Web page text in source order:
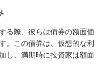
る際、彼らは債券の額面価
。この債券は、仮想的な利
し、満期時に投資家は額面